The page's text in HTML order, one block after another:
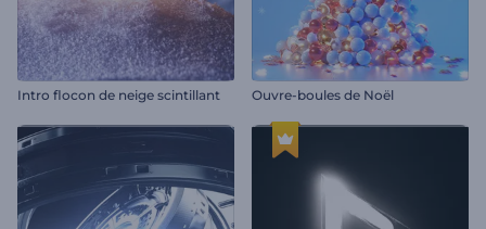
Intro flocon de neige scintillant Ouvre-boules de Noël